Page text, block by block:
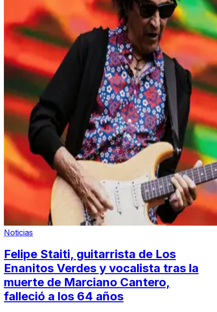
Noticias
Felipe Staiti, guitarrista de Los
Enanitos Verdes y vocalista tras la
muerte de Marciano Cantero,
falleció a los 64 años